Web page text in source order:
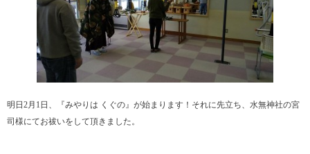
明日2月1日、『みやりは くぐの』が始まります！それに先立ち、水無神社の宮
司様にてお祓いをして頂きました。